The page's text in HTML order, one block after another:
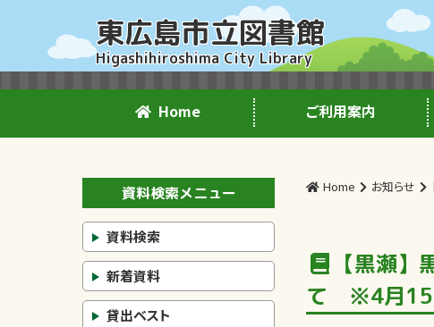
東広島市立図書館
Higashihiroshima City Library
Home ご利用案内
資料検索メニュー
資料検索
新着資料
貸出ベスト
Home お知らせ
【黒瀬
て ※4月